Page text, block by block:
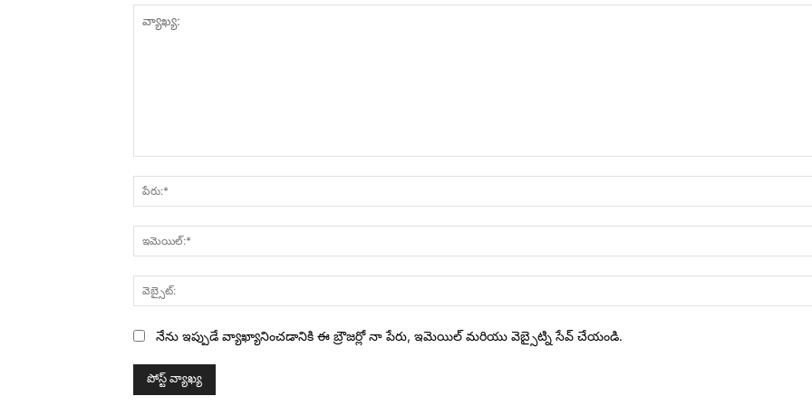
నేను ఇప్పుడే వ్యాఖ్యానించడానికి ఈ బ్రౌజర్లో నా పేరు, ఇమెయిల్ మరియు వెబ్సైట్ని సేవ్ చేయండి.